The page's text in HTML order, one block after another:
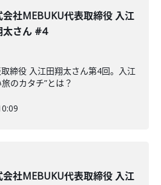
会社MEBUKU代表取締役 入江
太さん #4
締役 入江田翔太さん第4回。入江
のカタチ”とは？
会社MEBUKU代表取締役 入江